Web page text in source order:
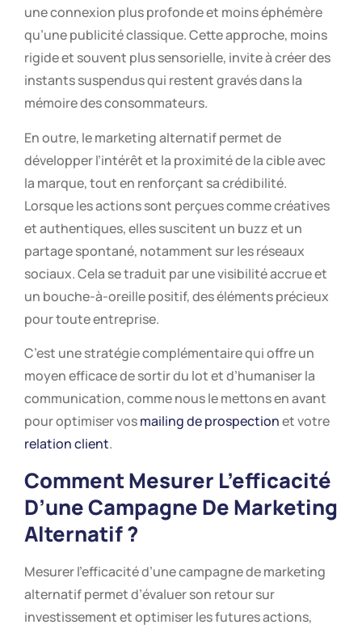
une connexion plus profonde et moins éphémère
qu’une publicité classique. Cette approche, moins
rigide et souvent plus sensorielle, invite à créer des
instants suspendus qui restent gravés dans la
mémoire des consommateurs.
En outre, le marketing alternatif permet de
développer l’intérêt et la proximité de la cible avec
la marque, tout en renforçant sa crédibilité.
Lorsque les actions sont perçues comme créatives
et authentiques, elles suscitent un buzz et un
partage spontané, notamment sur les réseaux
sociaux. Cela se traduit par une visibilité accrue et
un bouche-à-oreille positif, des éléments précieux
pour toute entreprise.
C’est une stratégie complémentaire qui offre un
moyen efficace de sortir du lot et d’humaniser la
communication, comme nous le mettons en avant
pour optimiser vosmailing de prospectionet votre
relation client.
Comment Mesurer L’efficacité
D’une Campagne De Marketing
Alternatif ?
Mesurer l’efficacité d’une campagne de marketing
alternatif permet d’évaluer son retour sur
investissement et optimiser les futures actions,